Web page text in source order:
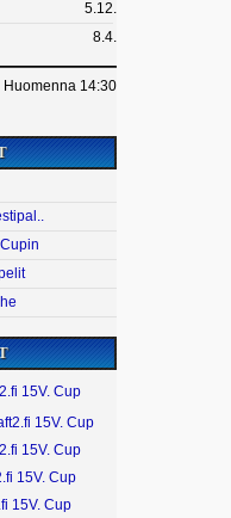
5.12.
8.4.
Huomenna 14:30
15V. Cup
15V. Cup
15V. Cup
15V. Cup
15V. Cup